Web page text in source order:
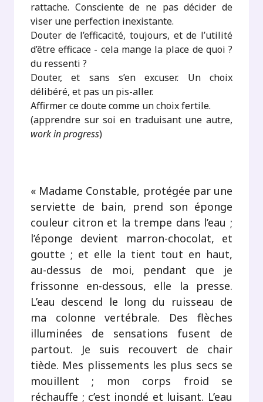
rattache. Consciente de ne pas décider de
viser une perfection inexistante.
Douter de l’efficacité, toujours, et de l’utilité
d’être efficace - cela mange la place de quoi ?
du ressenti ?
Douter, et sans s’en excuser. Un choix
délibéré, et pas un pis-aller.
Affirmer ce doute comme un choix fertile.
(apprendre sur soi en traduisant une autre,
work in progress)
« Madame Constable, protégée par une
serviette de bain, prend son éponge
couleur citron et la trempe dans l’eau ;
l’éponge devient marron-chocolat, et
goutte ; et elle la tient tout en haut,
au-dessus de moi, pendant que je
frissonne en-dessous, elle la presse.
L’eau descend le long du ruisseau de
ma colonne vertébrale. Des flèches
illuminées de sensations fusent de
partout. Je suis recouvert de chair
tiède. Mes plissements les plus secs se
mouillent ; mon corps froid se
réchauffe ; c’est inondé et luisant. L’eau